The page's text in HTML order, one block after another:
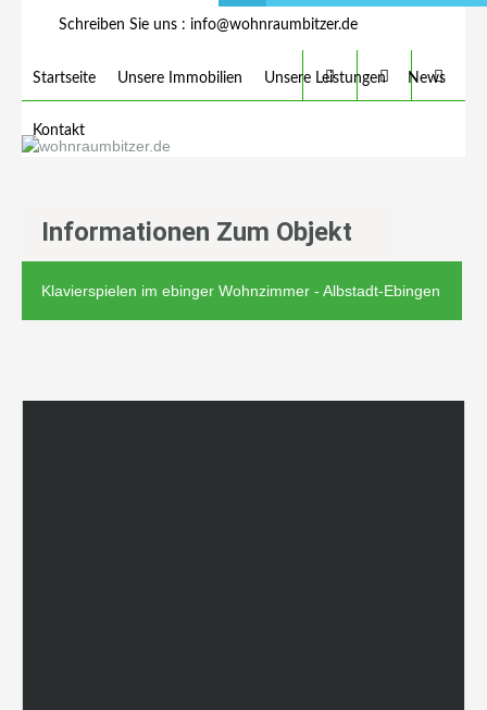
Schreiben Sie uns : info@wohnraumbitzer.de
Startseite Unsere Immobilien Unsere Leistungen News
Kontakt
Informationen Zum Objekt
Klavierspielen im ebinger Wohnzimmer - Albstadt-Ebingen